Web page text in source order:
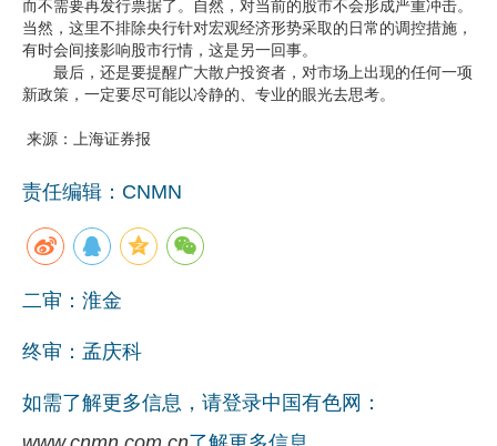
而不需要再发行票据了。自然，对当前的股市不会形成严重冲击。
当然，这里不排除央行针对宏观经济形势采取的日常的调控措施，
有时会间接影响股市行情，这是另一回事。
最后，还是要提醒广大散户投资者，对市场上出现的任何一项
新政策，一定要尽可能以冷静的、专业的眼光去思考。
来源：上海证券报
责任编辑：CNMN
二审：淮金
终审：孟庆科
如需了解更多信息，请登录中国有色网：